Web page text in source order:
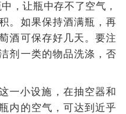
，让瓶中存不了空气，
。如果保持酒满瓶，再
酒可保存好几天。要注
剂一类的物品洗涤，否
一小设施，在抽空器和
内的空气，可达到近乎